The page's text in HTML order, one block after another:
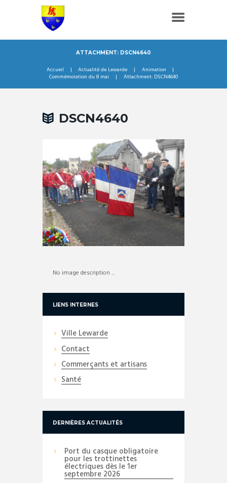
ATTACHMENT: DSCN4640
Accueil Actualité de Lewarde
Animation
Commémoration du 8 mai
Attachment: DSCN4640
DSCN4640
No image description ...
LIENS INTERNES
Ville Lewarde
Contact
Commerçants et artisans
Santé
DERNIÈRES ACTUALITÉS
Port du casque obligatoire
pour les trottinettes
électriques dès le 1er
septembre 2026